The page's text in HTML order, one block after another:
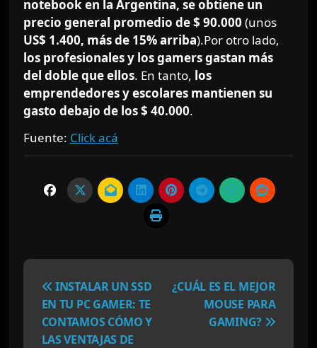
notebook en la Argentina, se obtiene un
precio general promedio de $ 90.000 (unos
US$ 1.400, más de 15% arriba).Por otro lado,
los profesionales y los gamers gastan más
del doble que ellos. En tanto, los
emprendedores y escolares mantienen su
gasto debajo de los $ 40.000.
Fuente: Click acá
N
INSTALAR UN SSD
EN TU PC GAMER: TE
CONTAMOS CÓMO Y
LAS VENTAJAS DE
¿CUÁL ES EL MEJOR
MOUSE PARA
GAMING?